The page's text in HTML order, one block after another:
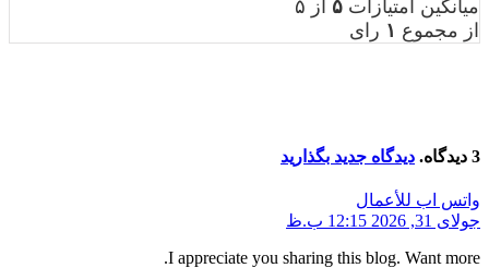
میانگین امتیازات ۵ از ۵
از مجموع ۱ رای
3 دیدگاه. دیدگاه جدید بگذارید
واتس اب للأعمال
جولای 31, 2026 12:15 ب.ظ
I appreciate you sharing this blog. Want more.